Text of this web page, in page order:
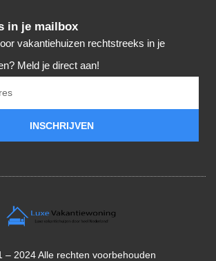
in je mailbox
vakantiehuizen rechtstreeks in je
Meld je direct aan!
INSCHRIJVEN
– 2024 Alle rechten voorbehouden